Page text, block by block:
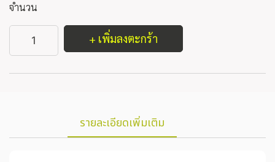
จำนวน
+ เพิ่มลงตะกร้า
รายละเอียดเพิ่มเติม